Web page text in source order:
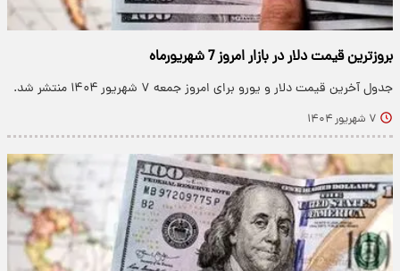
بروزترین قیمت دلار در بازار امروز 7 شهریورماه
جدول آخرین قیمت دلار و یورو برای امروز جمعه ۷ شهریور ۱۴۰۴ منتشر شد.
۷ شهریور ۱۴۰۴